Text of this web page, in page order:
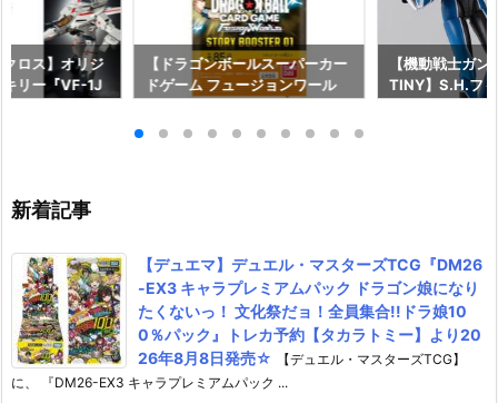
ロス】オリジ
リー『VF-1J
Anniv.』変形
【ドラゴンボールスーパーカー
ドゲーム フュージョンワール
ド】『STORY BOOSTER 01
［ST01］ストーリーブースタ
【機動戦士ガン
TINY】S.H.フ
『キラ・ヤマト
新着記事
【デュエマ】デュエル・マスターズTCG『DM26
-EX3 キャラプレミアムパック ドラゴン娘になり
たくないっ！ 文化祭だョ！全員集合!!ドラ娘10
0％パック』トレカ予約【タカラトミー】より20
26年8月8日発売☆
【デュエル・マスターズTCG】
に、 『DM26-EX3 キャラプレミアムパック ...